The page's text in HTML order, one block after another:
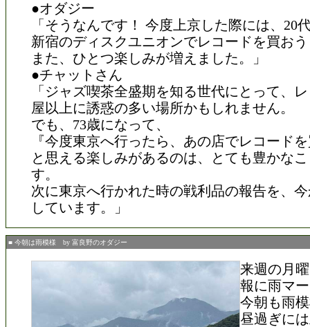
●オダジー
「そうなんです！ 今度上京した際には、20
新宿のディスクユニオンでレコードを買お
また、ひとつ楽しみが増えました。」
●チャットさん
「ジャズ喫茶全盛期を知る世代にとって、
屋以上に誘惑の多い場所かもしれません。
でも、73歳になって、
『今度東京へ行ったら、あの店でレコード
と思える楽しみがあるのは、とても豊かな
す。
次に東京へ行かれた時の戦利品の報告を、
しています。」
■ 今朝は雨模様 by 富良野のオダジー
来週の月
報に雨マ
今朝も雨
昼過ぎに